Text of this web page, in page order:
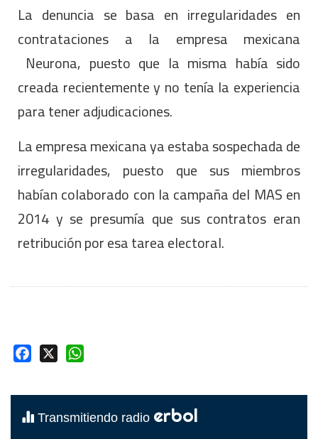
La denuncia se basa en irregularidades en
contrataciones a la empresa mexicana
Neurona, puesto que la misma había sido
creada recientemente y no tenía la experiencia
para tener adjudicaciones.
La empresa mexicana ya estaba sospechada de
irregularidades, puesto que sus miembros
habían colaborado con la campaña del MAS en
2014 y se presumía que sus contratos eran
retribución por esa tarea electoral.
Facebook
Transmitiendo radio erbol